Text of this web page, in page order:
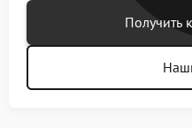
Получить